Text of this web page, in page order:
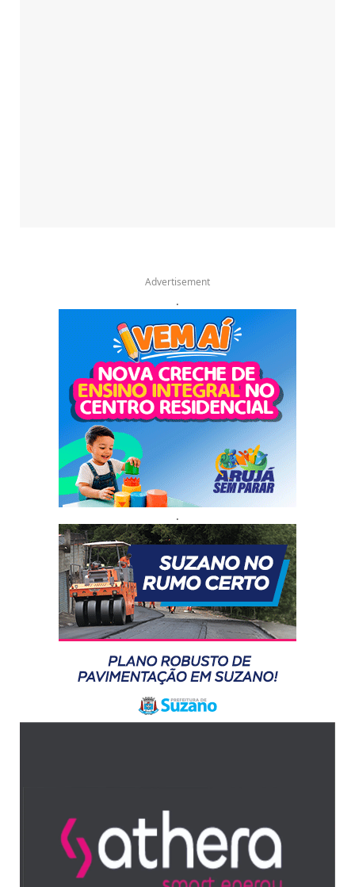
Advertisement
.
.